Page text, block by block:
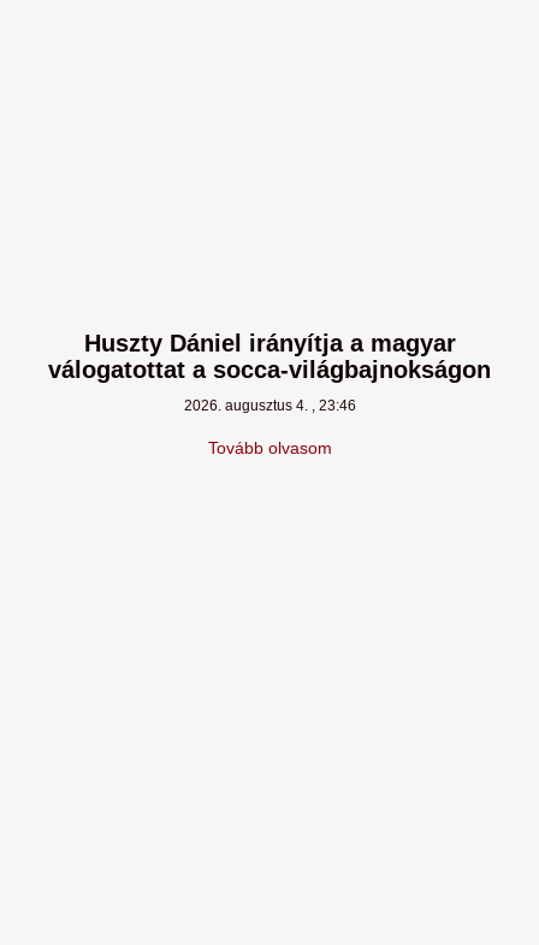
Huszty Dániel irányítja a magyar
válogatottat a socca-világbajnokságon
2026. augusztus 4. 23:46
Tovább olvasom